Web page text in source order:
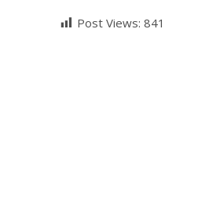
Post Views: 841